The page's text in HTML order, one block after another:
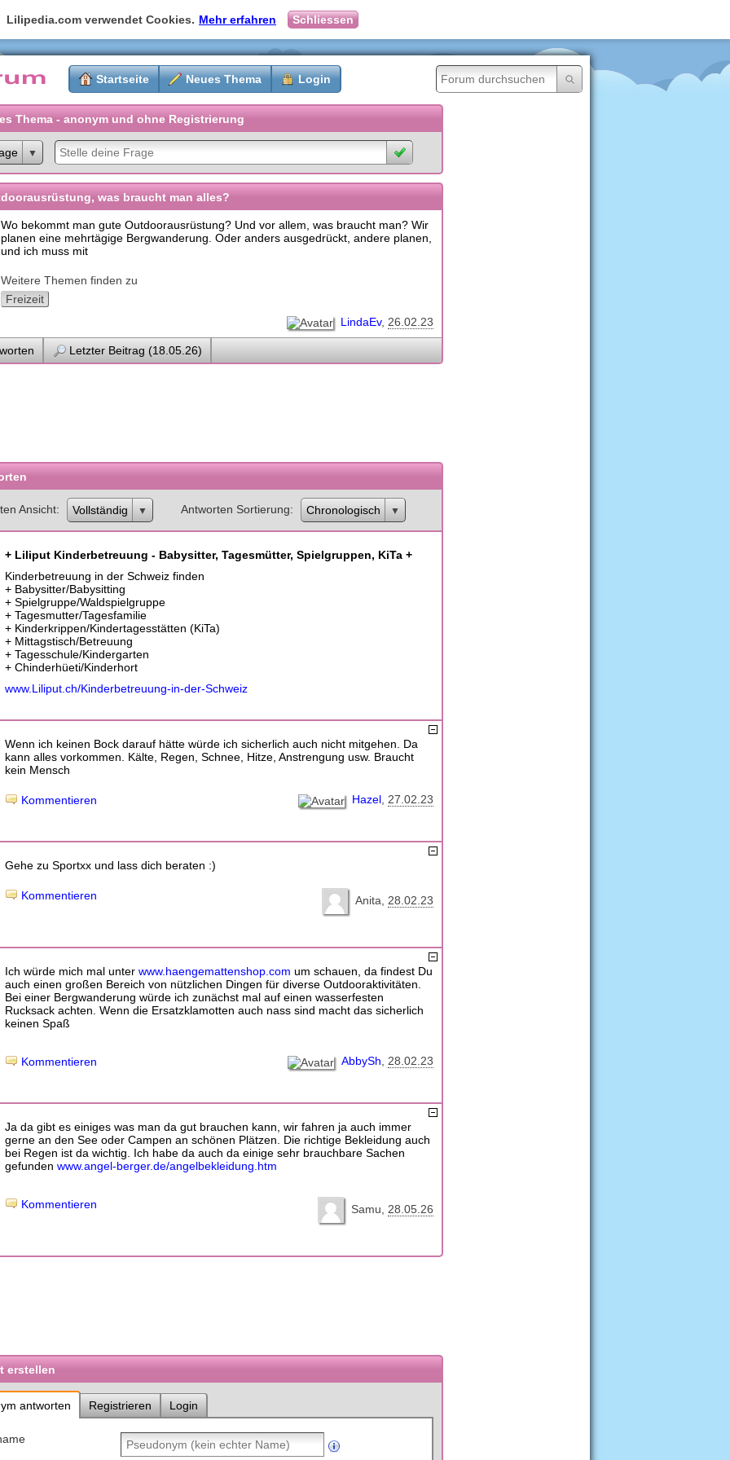
Lilipedia.com verwendet Cookies. Mehr erfahren Schliessen
Startseite Neues Thema Login
Thema - anonym und ohne Registrierung
was braucht man alles?
Wo bekommt man gute Outdoorausrüstung? Und vor allem, was braucht man? Wir
planen eine mehrtägige Bergwanderung. Oder anders ausgedrückt, andere planen,
und ich muss mit
Weitere Themen finden zu
Freizeit
LindaEv 26.02.23
Letzter Beitrag (18.05.26)
Ansicht Vollständig Antworten Sortierung Chronologisch
+ Liliput Kinderbetreuung - Babysitter, Tagesmütter, Spielgruppen, KiTa +
Kinderbetreuung in der Schweiz finden
+ Babysitter/Babysitting
+ Spielgruppe/Waldspielgruppe
+ Tagesmutter/Tagesfamilie
+ Kinderkrippen/Kindertagesstätten (KiTa)
+ Mittagstisch/Betreuung
+ Tagesschule/Kindergarten
+ Chinderhüeti/Kinderhort
www.Liliput.ch/Kinderbetreuung-in-der-Schweiz
Wenn ich keinen Bock darauf hätte würde ich sicherlich auch nicht mitgehen. Da
kann alles vorkommen. Kälte, Regen, Schnee, Hitze, Anstrengung usw. Braucht
kein Mensch
Hazel 27.02.23
Kommentieren
Gehe zu Sportxx und lass dich beraten :)
Anita 28.02.23
Kommentieren
Ich würde mich mal unter www.haengemattenshop.com um schauen, da findest Du
auch einen großen Bereich von nützlichen Dingen für diverse Outdooraktivitäten.
Bei einer Bergwanderung würde ich zunächst mal auf einen wasserfesten
Rucksack achten. Wenn die Ersatzklamotten auch nass sind macht das sicherlich
keinen Spaß
AbbySh 28.02.23
Kommentieren
Ja da gibt es einiges was man da gut brauchen kann, wir fahren ja auch immer
gerne an den See oder Campen an schönen Plätzen. Die richtige Bekleidung auch
bei Regen ist da wichtig. Ich habe da auch da einige sehr brauchbare Sachen
gefunden www.angel-berger.de/angelbekleidung.htm
Samu 28.05.26
Kommentieren
erstellen
antworten Registrieren Login